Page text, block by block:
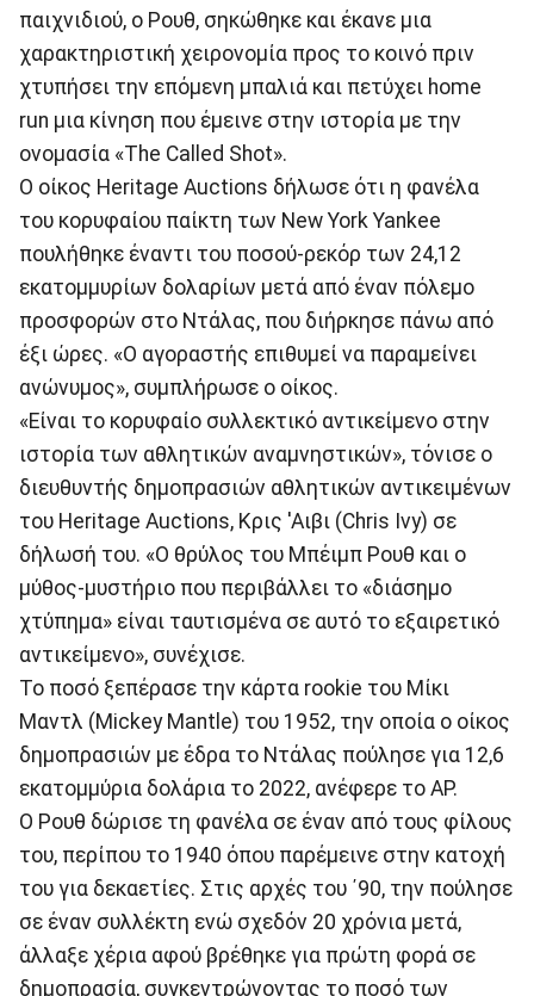
παιχνιδιού, ο Ρουθ, σηκώθηκε και έκανε μια
χαρακτηριστική χειρονομία προς το κοινό πριν
χτυπήσει την επόμενη μπαλιά και πετύχει home
run μια κίνηση που έμεινε στην ιστορία με την
ονομασία «The Called Shot».
Ο οίκος Heritage Auctions δήλωσε ότι η φανέλα
του κορυφαίου παίκτη των New York Yankee
πουλήθηκε έναντι του ποσού-ρεκόρ των 24,12
εκατομμυρίων δολαρίων μετά από έναν πόλεμο
προσφορών στο Ντάλας, που διήρκησε πάνω από
έξι ώρες. «Ο αγοραστής επιθυμεί να παραμείνει
ανώνυμος», συμπλήρωσε ο οίκος.
«Είναι το κορυφαίο συλλεκτικό αντικείμενο στην
ιστορία των αθλητικών αναμνηστικών», τόνισε ο
διευθυντής δημοπρασιών αθλητικών αντικειμένων
του Heritage Auctions, Κρις 'Αιβι (Chris Ivy) σε
δήλωσή του. «Ο θρύλος του Μπέιμπ Ρουθ και ο
μύθος-μυστήριο που περιβάλλει το «διάσημο
χτύπημα» είναι ταυτισμένα σε αυτό το εξαιρετικό
αντικείμενο», συνέχισε.
Το ποσό ξεπέρασε την κάρτα rookie του Μίκι
Μαντλ (Mickey Mantle) του 1952, την οποία ο οίκος
δημοπρασιών με έδρα το Ντάλας πούλησε για 12,6
εκατομμύρια δολάρια το 2022, ανέφερε το AP.
Ο Ρουθ δώρισε τη φανέλα σε έναν από τους φίλους
του, περίπου το 1940 όπου παρέμεινε στην κατοχή
του για δεκαετίες. Στις αρχές του ΄90, την πούλησε
σε έναν συλλέκτη ενώ σχεδόν 20 χρόνια μετά,
άλλαξε χέρια αφού βρέθηκε για πρώτη φορά σε
δημοπρασία, συγκεντρώνοντας το ποσό των